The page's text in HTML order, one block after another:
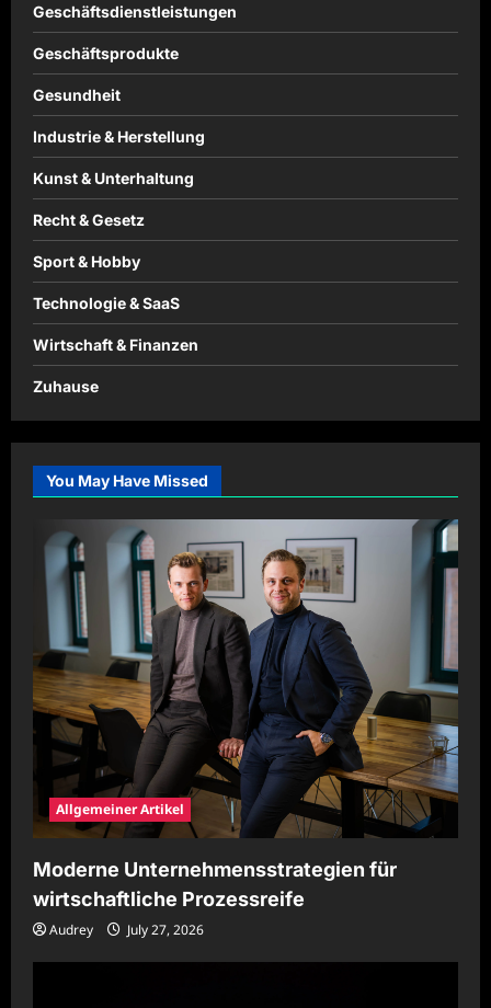
Geschäftsdienstleistungen
Geschäftsprodukte
Gesundheit
Industrie & Herstellung
Kunst & Unterhaltung
Recht & Gesetz
Sport & Hobby
Technologie & SaaS
Wirtschaft & Finanzen
Zuhause
You May Have Missed
Allgemeiner Artikel
Moderne Unternehmensstrategien für
wirtschaftliche Prozessreife
Audrey July 27, 2026